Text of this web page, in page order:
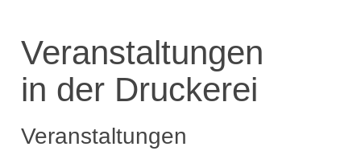
Veranstaltungen
in der Druckerei
Veranstaltungen